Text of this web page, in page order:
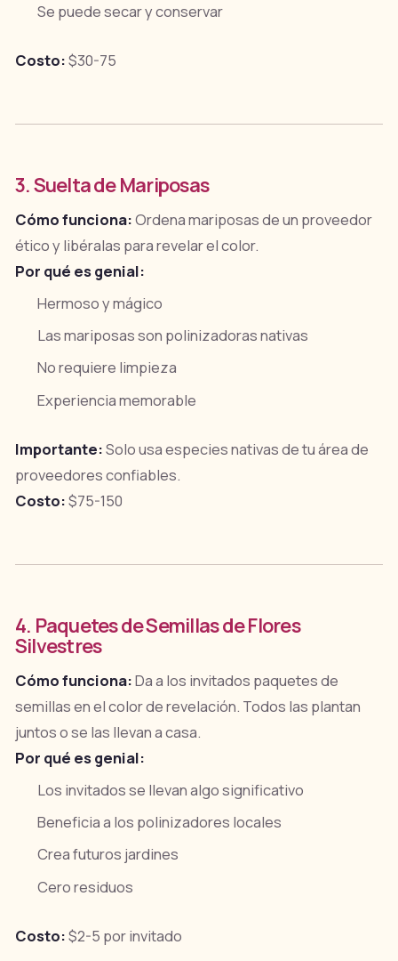
Se puede secar y conservar
Costo:$30-75
3. Suelta de Mariposas
Cómo funciona:Ordena mariposas de un proveedor
ético y libéralas para revelar el color.
Por qué es genial:
Hermoso y mágico
Las mariposas son polinizadoras nativas
No requiere limpieza
Experiencia memorable
Importante:Solo usa especies nativas de tu área de
proveedores confiables.
Costo:$75-150
4. Paquetes de Semillas de Flores
Silvestres
Cómo funciona:Da a los invitados paquetes de
semillas en el color de revelación. Todos las plantan
juntos o se las llevan a casa.
Por qué es genial:
Los invitados se llevan algo significativo
Beneficia a los polinizadores locales
Crea futuros jardines
Cero residuos
Costo:$2-5 por invitado